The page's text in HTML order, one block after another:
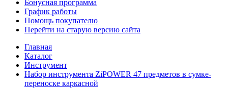
Бонусная программа
График работы
Помощь покупателю
Перейти на старую версию сайта
Главная
Каталог
Инструмент
Набор инструмента ZiPOWER 47 предметов в сумке-
переноске каркасной